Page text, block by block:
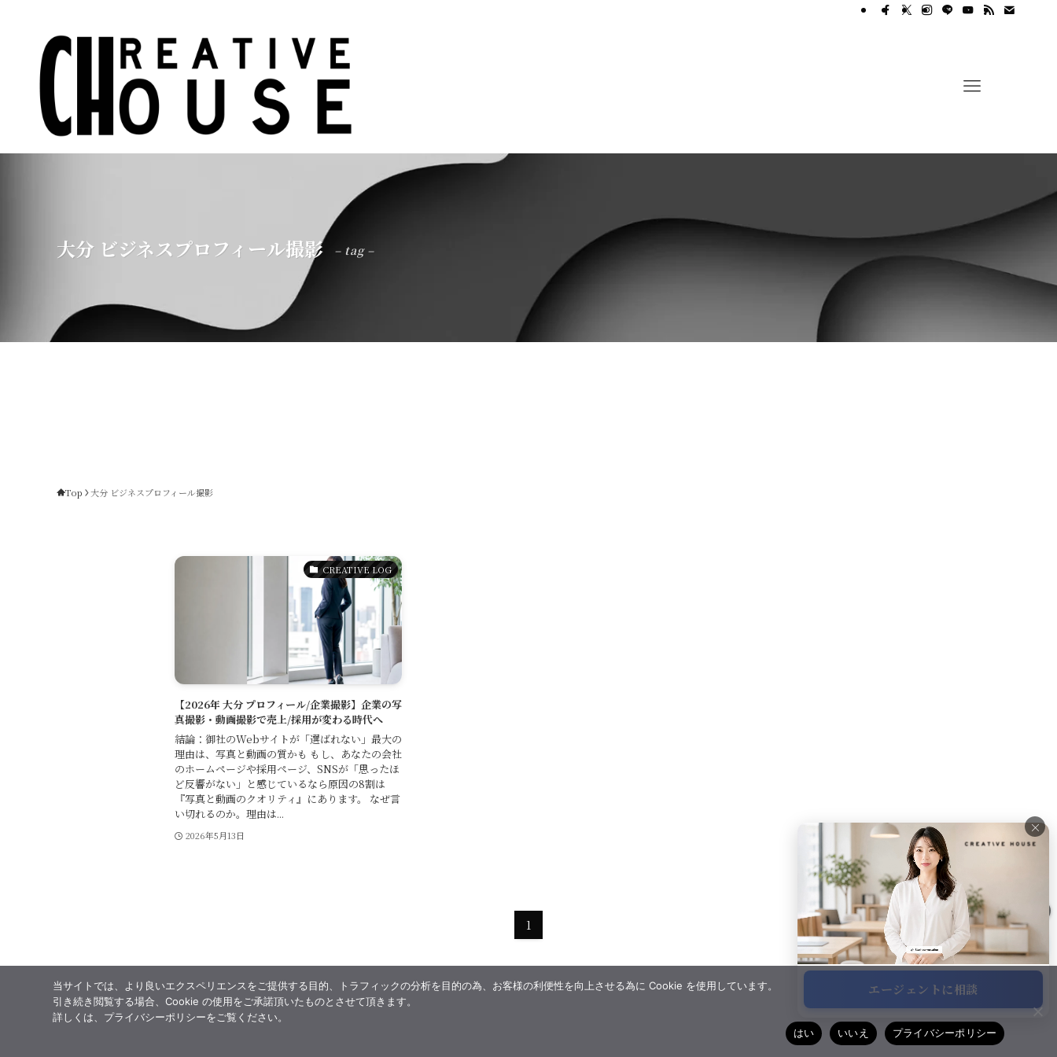
Service
大分 ビジネスプロフィール撮影 – tag –
Top 大分 ビジネスプロフィール撮影
CREATIVE LOG
【2026年 大分 プロフィール/企業撮影】企業の写
真撮影・動画撮影で売上/採用が変わる時代へ
結論：御社のWebサイトが「選ばれない」最大の
理由は、写真と動画の質かも もし、あなたの会社
のホームページや採用ページ、SNSが「思ったほ
ど反響がない」と感じているなら原因の8割は
『写真と動画のクオリティ』にあります。 なぜ言
い切れるのか。理由は...
2026年5月13日
1
エージェントに相談
×
当サイトでは、より良いエクスペリエンスをご提供する目的、トラフィックの分析を目的の為、お客様の利便性を向上させる為に Cookie を使用しています。
引き続き閲覧する場合、Cookie の使用をご承諾頂いたものとさせて頂きます。
詳しくは、プライバシーポリシーをご覧ください。
はい
いいえ プライバシーポリシー